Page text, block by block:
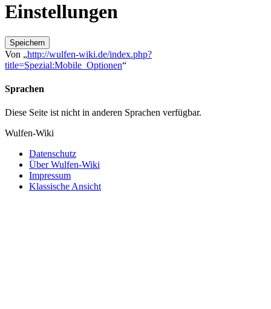
Einstellungen
Speichern
Von „http://wulfen-wiki.de/index.php?
title=Spezial:Mobile_Optionen“
Sprachen
Diese Seite ist nicht in anderen Sprachen verfügbar.
Wulfen-Wiki
Datenschutz
Über Wulfen-Wiki
Impressum
Klassische Ansicht